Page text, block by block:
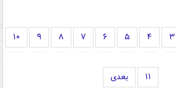
۳ ۴ ۵ ۶ ۷ ۸ ۹ ۱۰
۱۱ بعدی